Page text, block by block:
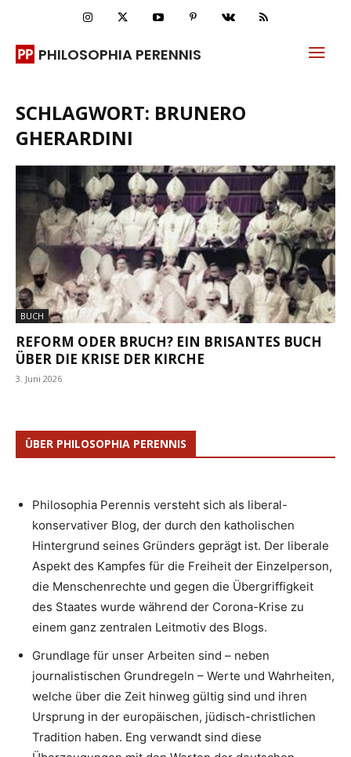
PHILOSOPHIA PERENNIS
SCHLAGWORT: BRUNERO
GHERARDINI
BUCH
REFORM ODER BRUCH? EIN BRISANTES BUCH
ÜBER DIE KRISE DER KIRCHE
3. Juni 2026
ÜBER PHILOSOPHIA PERENNIS
Philosophia Perennis versteht sich als liberal-
konservativer Blog, der durch den katholischen
Hintergrund seines Gründers geprägt ist. Der liberale
Aspekt des Kampfes für die Freiheit der Einzelperson,
die Menschenrechte und gegen die Übergriffigkeit
des Staates wurde während der Corona-Krise zu
einem ganz zentralen Leitmotiv des Blogs.
Grundlage für unser Arbeiten sind – neben
journalistischen Grundregeln – Werte und Wahrheiten,
welche über die Zeit hinweg gültig sind und ihren
Ursprung in der europäischen, jüdisch-christlichen
Tradition haben. Eng verwandt sind diese